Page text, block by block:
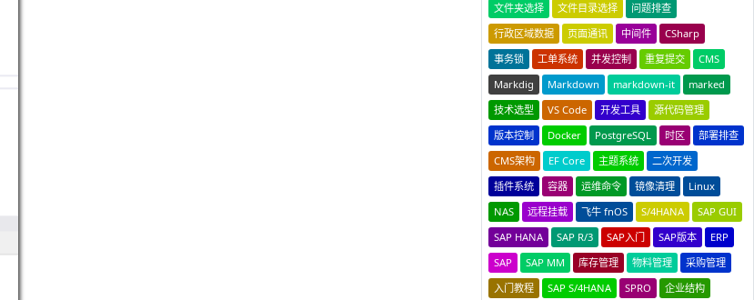
文件夹选择
文件目录选择
问题排查
行政区域数据
页面通讯 中间件
CSharp
事务锁
工单系统 并发控制 重复提交
CMS
Markdig
Markdown markdown-it
marked
技术选型
VS Code 开发工具
源代码管理
版本控制
Docker PostgreSQL 时区
部署排查
CMS架构
EF Core 主题系统
二次开发
插件系统
容器 运维命令 镜像清理
Linux
NAS
远程挂载 飞牛 fnOS S/4HANA
SAP GUI
SAP HANA
SAP R/3 SAP入门 SAP版本
ERP
SAP
SAP MM 库存管理 物料管理
采购管理
入门教程
SAP S/4HANA SPRO
企业结构